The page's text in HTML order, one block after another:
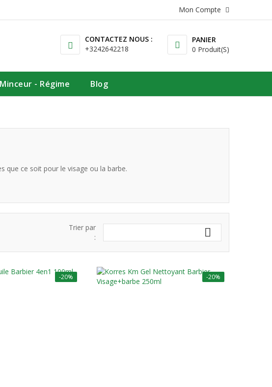
Mon Compte
PANIER
0 Produit(s)
CONTACTEZ NOUS :
+3242642218
Minceur - Régime Blog
que ce soit pour le visage ou la barbe.
Trier par
:

-20% -20%